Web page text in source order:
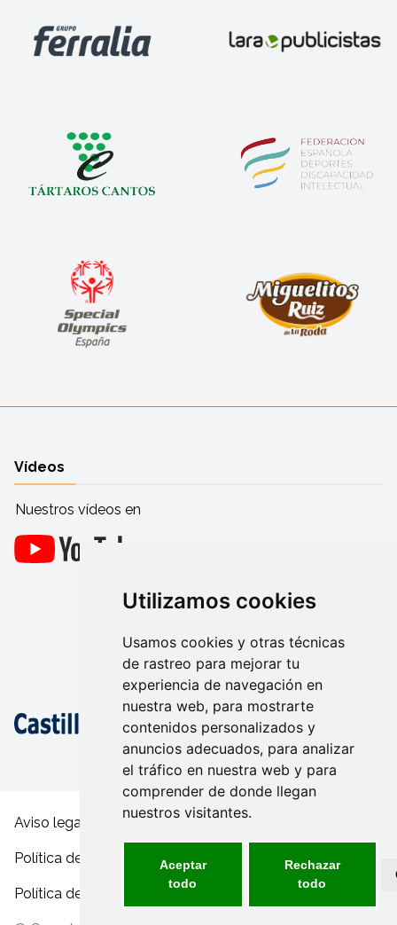
Utilizamos cookies
Usamos cookies y otras técnicas
de rastreo para mejorar tu
experiencia de navegación en
nuestra web, para mostrarte
contenidos personalizados y
anuncios adecuados, para analizar
el tráfico en nuestra web y para
comprender de donde llegan
nuestros visitantes.
Aceptar
todo
Rechazar
todo
Vídeos
Nuestros vídeos en
Aviso legal y condiciones de uso
Política de privacidad
Política de cookies